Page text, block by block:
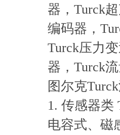
器，Turck
编码器，
Turck压力
器，Turck
图尔克
1. 传感器类
电容式、磁